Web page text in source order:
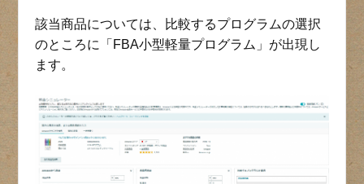
該当商品については、比較するプログラムの選択
のところに「FBA小型軽量プログラム」が出現し
ます。